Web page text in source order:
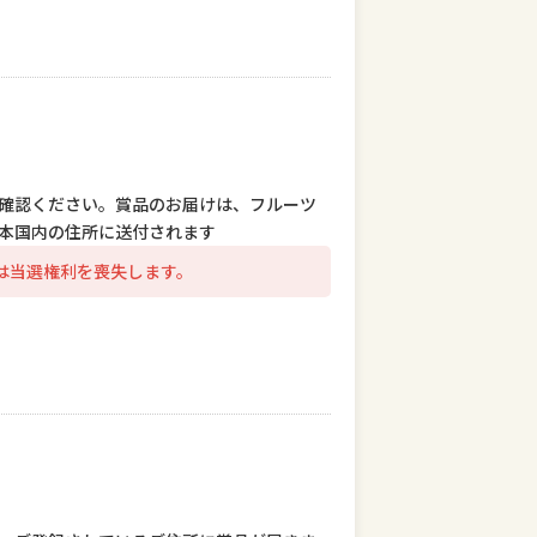
認ください。賞品のお届けは、フルーツ
国内の住所に送付されます
選権利を喪失します。